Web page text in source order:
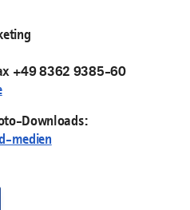
+49 8362 9385-60
Downloads:
medien